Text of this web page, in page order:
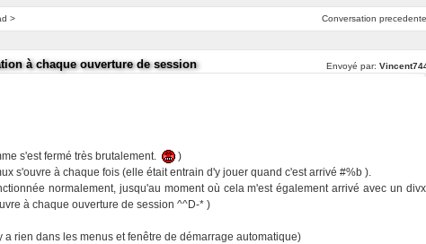
Conversation precedente
>
à chaque ouverture de session Envoyé par:
s'est fermé très brutalement.
)
s'ouvre à chaque fois (elle était entrain d'y jouer quand c'est arrivé #%b ).
normalement, jusqu'au moment où cela m'est également arrivé avec un divx
à chaque ouverture de session ^^D-* )
rien dans les menus et fenêtre de démarrage automatique)